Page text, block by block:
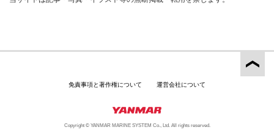
免責事項と著作権について 運営会社について
Copyright © YANMAR MARINE SYSTEM Co., Ltd. All rights reserved.